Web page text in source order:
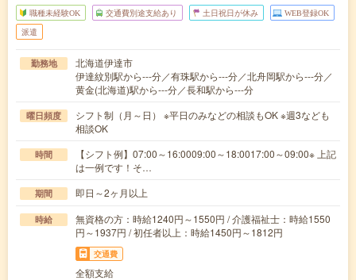
職種未経験OK 交通費別途支給あり 土日祝日が休み WEB登録OK
派遣
勤務地
北海道伊達市
伊達紋別駅から---分／有珠駅から---分／北舟岡駅から---分／
黄金(北海道)駅から---分／長和駅から---分
曜日頻度
シフト制（月～日） ※平日のみなどの相談もOK ※週3なども
相談OK
時間
【シフト例】07:00～16:0009:00～18:0017:00～09:00※ 上記
は一例です！そ…
期間 即日～2ヶ月以上
時給
無資格の方：時給1240円～1550円 / 介護福祉士：時給1550
円～1937円 / 初任者以上：時給1450円～1812円
交通費
全額支給